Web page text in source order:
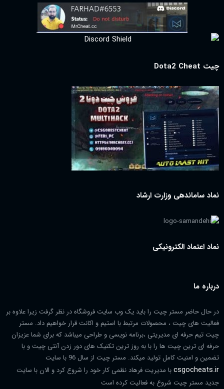
چیت Dota2 Cheat
نماد ساماندهی وزارت ارشاد
نماد اعتماد الکترونیکی
درباره ما
در حال حاضر مستر چیت را باید یک وب سایت فروشگاه در نظر گرفت زیرا علاوه بر
فعالیت های چیت ، محصولات مرتبط با استیم و اکانت قرار خواهیم داد. مستر
چیت تیم حرفه ای مدیریتی ،برنامه نویسی و طراحی میباشد که برای شما عزیزان
حرفه ای ترین چیت ها را با به روز ترین تکنیک های دور زدن آنتی چیت و با
تضمین و امنیت کامل تولید میکند. مستر چیت از سال 96 با سایت
csgocheats.irبا مدیریت فرهاد نظمی کار خود را شروع کرد و الان با سایت
جدید مستر چیت شروع به فعالیت کرده است